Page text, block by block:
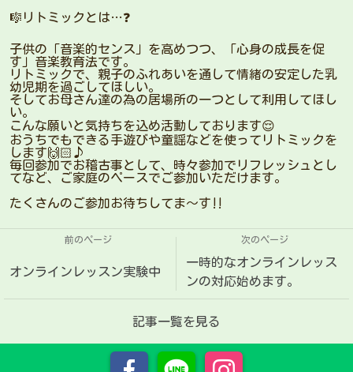
🎼リトミックとは…❓
子供の「音楽的センス」を高めつつ、「心身の成長を促
す」音楽教育法です。
リトミックで、親子のふれあいを通して情緒の安定した乳
幼児期を過ごしてほしい。
そしてお母さん達の為の居場所の一つとして利用してほし
い。
こんな願いと気持ちを込め活動しております😌
おうちでもできる手遊びや童謡などを使ってリトミックを
します🙌🏻♪
毎回参加でお稽古事として、時々参加でリフレッシュとし
てなど、ご家庭のペースでご参加いただけます。
たくさんのご参加お待ちしてま〜す‼️
前のページ
オンラインレッスン実験中
次のページ
一時的なオンラインレッス
ンの対応始めます。
記事一覧を見る